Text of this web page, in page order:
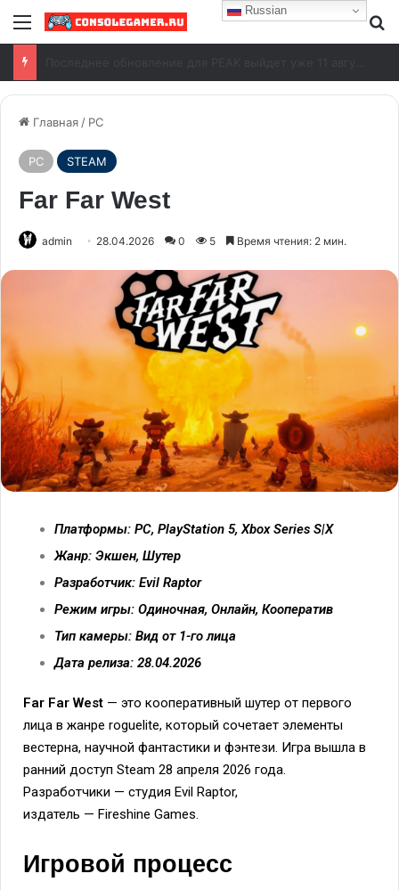
Главная / PC
PC STEAM
Far Far West
admin 28.04.2026 0 5 Время чтения: 2 мин.
Платформы: PC, PlayStation 5, Xbox Series S|X
Жанр: Экшен, Шутер
Разработчик: Evil Raptor
Режим игры: Одиночная, Онлайн, Кооператив
Тип камеры: Вид от 1-го лица
Дата релиза: 28.04.2026
Far Far West — это кооперативный шутер от первого
лица в жанре roguelite, который сочетает элементы
вестерна, научной фантастики и фэнтези. Игра вышла в
ранний доступ Steam 28 апреля 2026 года.
Разработчики — студия Evil Raptor,
издатель — Fireshine Games.
Игровой процесс
Russian